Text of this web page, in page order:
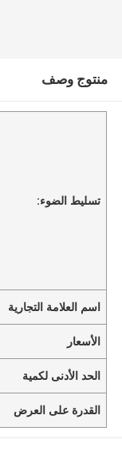
منتوج وصف
تسليط الضوء:
اسم العلامة التجارية
الأسعار
الحد الأدنى لكمية
القدرة على العرض